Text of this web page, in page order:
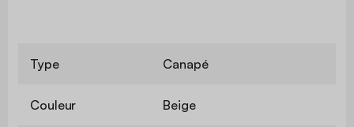
Type Canapé
Couleur Beige